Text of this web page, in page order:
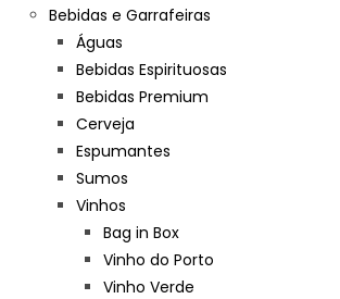
Bebidas e Garrafeiras
Águas
Bebidas Espirituosas
Bebidas Premium
Cerveja
Espumantes
Sumos
Vinhos
Bag in Box
Vinho do Porto
Vinho Verde